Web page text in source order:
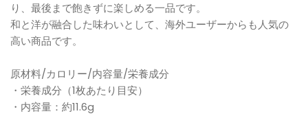
り、最後まで飽きずに楽しめる一品です。
和と洋が融合した味わいとして、海外ユーザーからも人気の
高い商品です。
原材料/カロリー/内容量/栄養成分
・栄養成分（1枚あたり目安）
・内容量：約11.6g